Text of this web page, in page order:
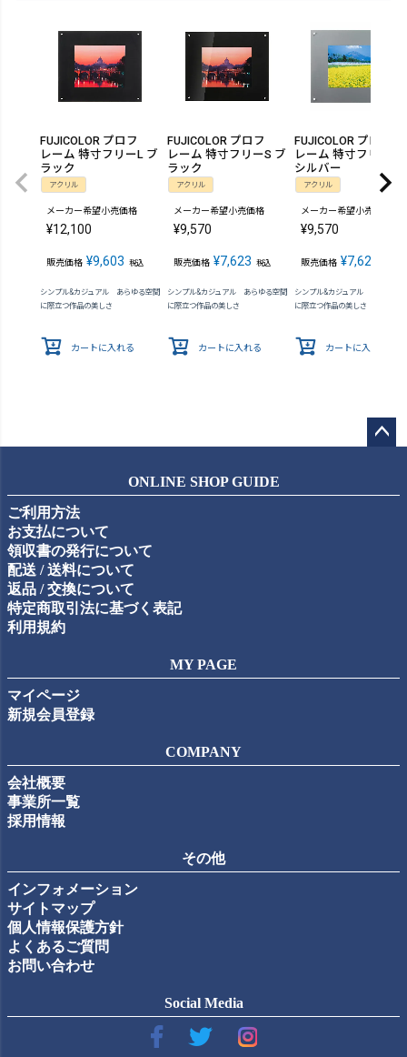
FUJICOLOR プロフ
レーム 特寸フリーL ブ
ラック
アクリル
メーカー希望小売価格
¥12,100
販売価格 ¥9,603 税込
シンプル&カジュアル あらゆる空間
に際立つ作品の美しさ
カートに入れる
FUJICOLOR プロフ
レーム 特寸フリーS ブ
ラック
アクリル
メーカー希望小売価格
¥9,570
販売価格 ¥7,623 税込
シンプル&カジュアル あらゆる空間
に際立つ作品の美しさ
カートに入れる
FUJICOLOR プロフ
レーム 特寸フリー S
シルバー
アクリル
メーカー希望小売価格
¥9,570
販売価格 ¥7,623
シンプル&カジュアル あらゆる
に際立つ作品の美しさ
カートに入れる
ップ
ONLINE SHOP GUIDE
ご利用方法
お支払について
領収書の発行について
配送 / 送料について
返品 / 交換について
特定商取引法に基づく表記
利用規約
MY PAGE
マイページ
新規会員登録
COMPANY
会社概要
事業所一覧
採用情報
その他
インフォメーション
サイトマップ
個人情報保護方針
よくあるご質問
お問い合わせ
Social Media